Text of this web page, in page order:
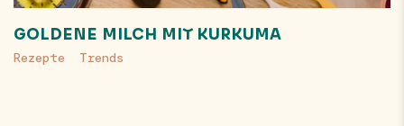
GOLDENE MILCH MIT KURKUMA
Rezepte Trends